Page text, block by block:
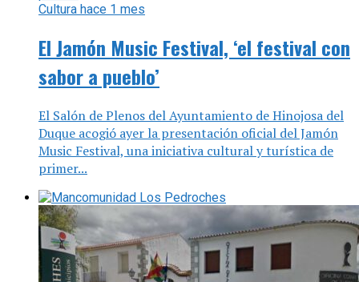
Cultura hace 1 mes
El Jamón Music Festival, ‘el festival con
sabor a pueblo’
El Salón de Plenos del Ayuntamiento de Hinojosa del
Duque acogió ayer la presentación oficial del Jamón
Music Festival, una iniciativa cultural y turística de
primer...